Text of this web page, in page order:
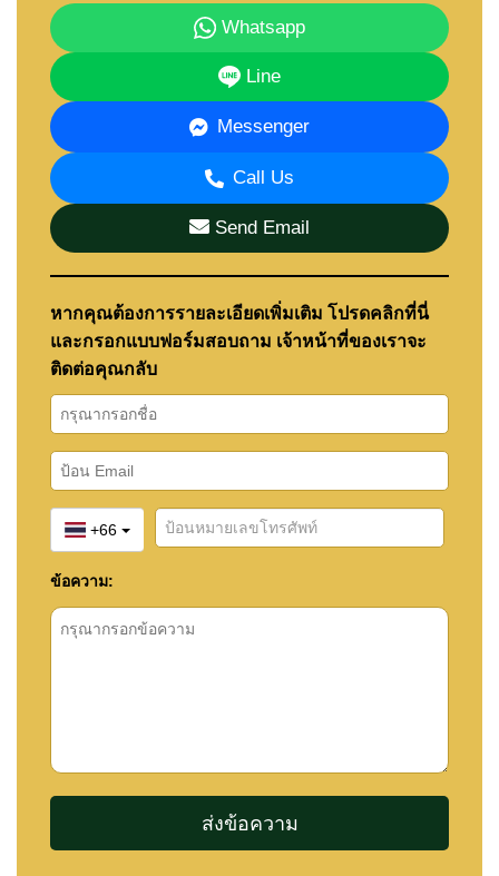
Whatsapp
Line
Messenger
Call Us
Send Email
หากคุณต้องการรายละเอียดเพิ่มเติม โปรดคลิกที่นี่
และกรอกแบบฟอร์มสอบถาม เจ้าหน้าที่ของเราจะ
ติดต่อคุณกลับ
+66
ข้อความ: